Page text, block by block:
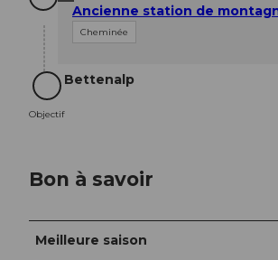
Ancienne station de
Cheminée
Objectif
Objectif
Bettenalp
Bon à savoir
Meilleure saison